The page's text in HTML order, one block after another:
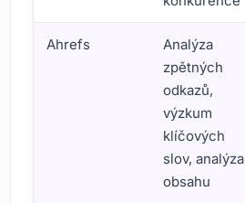
Ahrefs
Analýza
zpětných
odkazů,
výzkum
klíčových
slov, analýza
obsahu